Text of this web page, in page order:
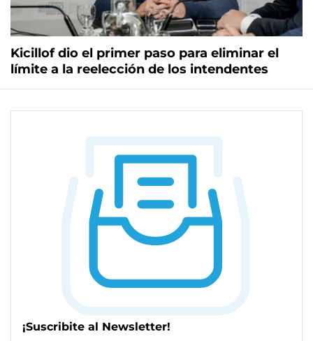
Kicillof dio el primer paso para eliminar el
límite a la reelección de los intendentes
¡Suscribite al Newsletter!